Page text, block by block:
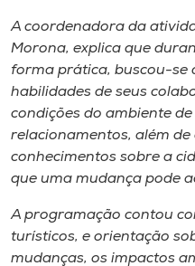
Museu
Unoesc
Store
A coordenadora da
Morona, explica que
forma prática, buscou-se
habilidades de seus
condições do ambiente
relacionamentos, além
conhecimentos sobre a
que uma mudança pode
A programação contou
turísticos, e orientação
mudanças, os impactos